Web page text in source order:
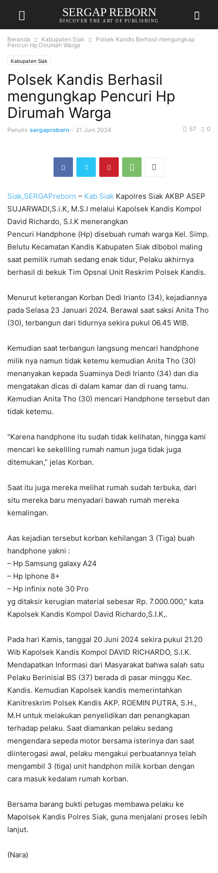
SERGAP REBORN
DISCOVER THE ART OF PUBLISHING
Beranda Kabupaten Siak
Polsek Kandis Berhasil mengungkap
Pencuri Hp Dirumah Warga
Kabupaten Siak
Polsek Kandis Berhasil
mengungkap Pencuri Hp
Dirumah Warga
Penulis sergapreborn - 21 Juni 2024 0
57
Siak,SERGAPreborn – Kab Siak Kapolres Siak AKBP ASEP
SUJARWADI,S.i.K, M.S.I melalui Kapolsek Kandis Kompol
David Richardo, S.I.K menerangkan
Pencuri Handphone (Hp) disebuah rumah warga Kel. Simp.
Belutu Kecamatan Kandis Kabupaten Siak dibobol maling
saat pemilik rumah sedang enak tidur, Pelaku akhirnya
berhasil di bekuk Tim Opsnal Unit Reskrim Polsek Kandis.
Menurut keterangan Korban Dedi Irianto (34), kejadiannya
pada Selasa 23 Januari 2024. Berawal saat saksi Anita Tho
(30), terbangun dari tidurnya sekira pukul 06.45 WIB.
Kemudian saat terbangun langsung mencari handphone
milik nya namun tidak ketemu kemudian Anita Tho (30)
menanyakan kepada Suaminya Dedi Irianto (34) dan dia
mengatakan dicas di dalam kamar dan di ruang tamu.
Kemudian Anita Tho (30) mencari Handphone tersebut dan
tidak ketemu.
“Karena handphone itu sudah tidak kelihatan, hingga kami
mencari ke sekeliling rumah namun juga tidak juga
ditemukan,” jelas Korban.
Saat itu juga mereka melihat rumah sudah terbuka, dari
situ mereka baru menyadari bawah rumah mereka
kemalingan.
Aas kejadian tersebut korban kehilangan 3 (Tiga) buah
handphone yakni :
– Hp Samsung galaxy A24
– Hp Iphone 8+
– Hp infinix note 30 Pro
yg ditaksir kerugian material sebesar Rp. 7.000.000,” kata
Kapolsek Kandis Kompol David Richardo,S.I.K,.
Pada hari Kamis, tanggal 20 Juni 2024 sekira pukul 21.20
Wib Kapolsek Kandis Kompol DAVID RICHARDO, S.I.K.
Mendapatkan Informasi dari Masyarakat bahwa salah satu
Pelaku Berinisial BS (37) berada di pasar minggu Kec.
Kandis. Kemudian Kapolsek kandis memerintahkan
Kanitreskrim Polsek Kandis AKP. ROEMIN PUTRA, S.H.,
M.H untuk melakukan penyelidikan dan penangkapan
terhadap pelaku. Saat diamankan pelaku sedang
mengendara sepeda motor bersama isterinya dan saat
diinterogasi awal, pelaku mengakui perbuatannya telah
mengambil 3 (tiga) unit handphon milik korban dengan
cara masuk kedalam rumah korban.
Bersama barang bukti petugas membawa pelaku ke
Mapolsek Kandis Polres Siak, guna menjalani proses lebih
lanjut.
(Nara)